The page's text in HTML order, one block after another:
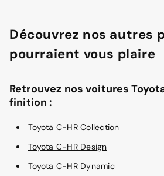
Découvrez nos autres
pourraient vous plaire
Retrouvez nos voitures
finition :
Toyota C-HR Collection
Toyota C-HR Design
Toyota C-HR Dynamic